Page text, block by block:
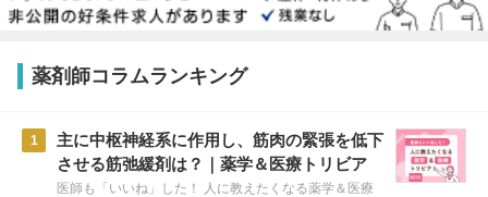
薬剤師コラムランキング
1
主に中枢神経系に作用し、筋肉の緊張を低下
させる筋弛緩剤は？｜薬学＆医療トリビア
医師も「いいね」した！ 人に教えたくなる薬学＆医療